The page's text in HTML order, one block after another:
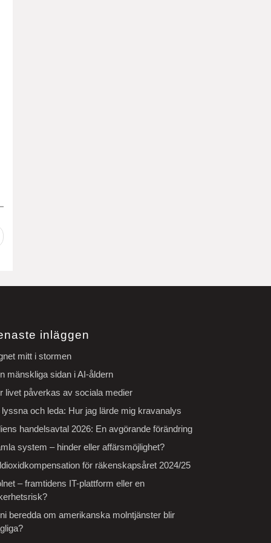
inläggen
mitt i stormen
mänskliga sidan i AI-åldern
livet påverkas av sociala medier
lyssna och leda: Hur jag lärde mig kravanalys
handelsavtal 2026: En avgörande förändring
system – hinder eller affärsmöjlighet?
för räkenskapsåret 2024/25
– framtidens IT-plattform eller en
beredda om amerikanska molntjänster blir